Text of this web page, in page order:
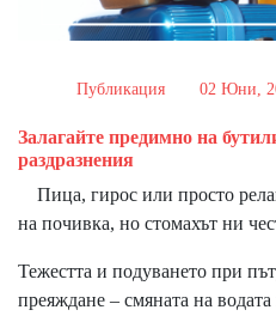
Публикация 02 Юни,
Залагайте предимно на
раздразнения
Пица, гирос или просто
на почивка, но стомахът ни
Тежестта и подуването при
преяждане – смяната на